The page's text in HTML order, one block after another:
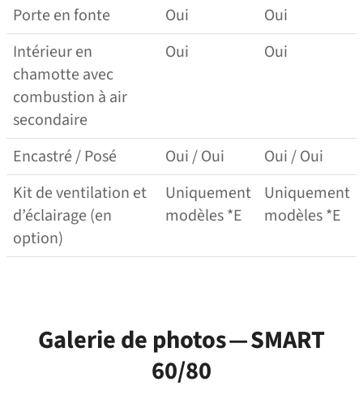
Porte en fonte
Oui
Oui
Intérieur en
chamotte avec
combustion à air
secondaire
Oui Oui
Encastré / Posé Oui / Oui
Oui / Oui
Kit de ventilation et
d’éclairage (en
option)
Uniquement
modèles *E
Uniquement
modèles *E
Galerie de photos — SMART
60/80